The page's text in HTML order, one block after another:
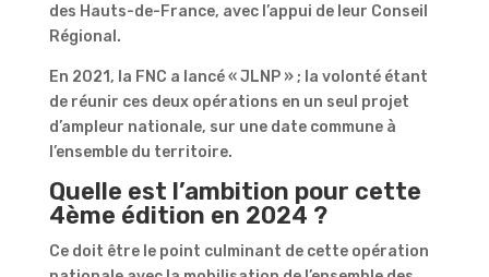
des Hauts-de-France, avec l’appui de leur Conseil
Régional.
En 2021, la FNC a lancé « JLNP » ; la volonté étant
de réunir ces deux opérations en un seul projet
d’ampleur nationale, sur une date commune à
l’ensemble du territoire.
Quelle est l’ambition pour cette
4ème édition en 2024 ?
Ce doit être le point culminant de cette opération